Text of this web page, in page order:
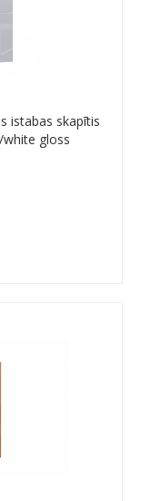
istabas skapītis
gloss